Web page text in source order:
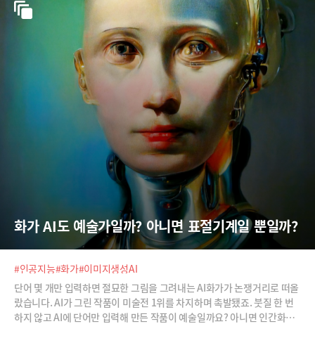
화가 AI도 예술가일까? 아니면 표절기계일 뿐일까?
#인공지능#화가#이미지생성AI
단어 몇 개만 입력하면 절묘한 그림을 그려내는 AI화가가 논쟁거리로 떠올
랐습니다. AI가 그린 작품이 미술전 1위를 차지하며 촉발됐죠. 붓질 한 번
하지 않고 AI에 단어만 입력해 만든 작품이 예술일까요? 아니면 인간화가